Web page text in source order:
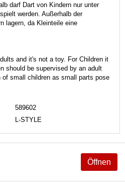
darf Dart von Kindern nur unter
werden. Außerhalb der
lagern, da Kleinteile eine
and it's not a toy. For Children it
should be supervised by an adult
small children as small parts pose
589602
L-STYLE
Öffnen